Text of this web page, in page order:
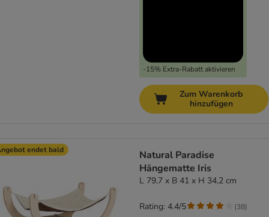
-15% Extra-Rabatt aktivieren
Zum Warenkorb
hinzufügen
endet bald
Natural Paradise
Hängematte Iris
L 79,7 x B 41 x H 34,2 cm
Rating: 4.4/5 (38)